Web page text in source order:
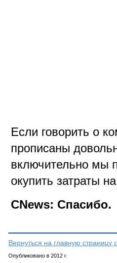
Если говорить о
прописаны
включительно мы
окупить затраты
CNews: Спасибо.
Вернуться на главную страницу
Опубликовано в 2012 г.